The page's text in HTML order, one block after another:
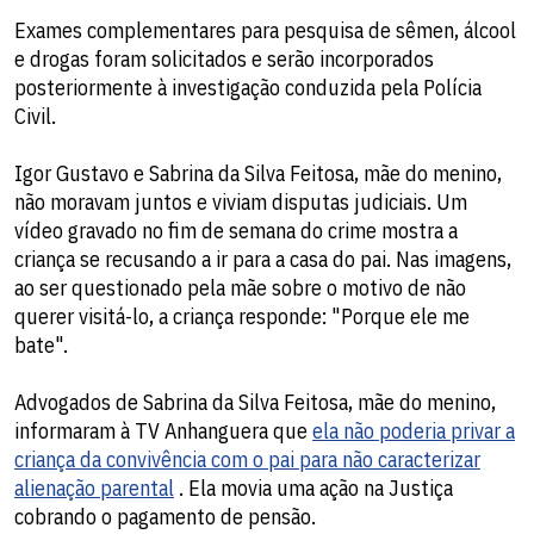
Exames complementares para pesquisa de sêmen, álcool
e drogas foram solicitados e serão incorporados
posteriormente à investigação conduzida pela Polícia
Civil.
Igor Gustavo e Sabrina da Silva Feitosa, mãe do menino,
não moravam juntos e viviam disputas judiciais. Um
vídeo gravado no fim de semana do crime mostra a
criança se recusando a ir para a casa do pai. Nas imagens,
ao ser questionado pela mãe sobre o motivo de não
querer visitá-lo, a criança responde: "Porque ele me
bate".
Advogados de Sabrina da Silva Feitosa, mãe do menino,
informaram à TV Anhanguera queela não poderia privar a
criança da convivência com o pai para não caracterizar
alienação parental . Ela movia uma ação na Justiça
cobrando o pagamento de pensão.